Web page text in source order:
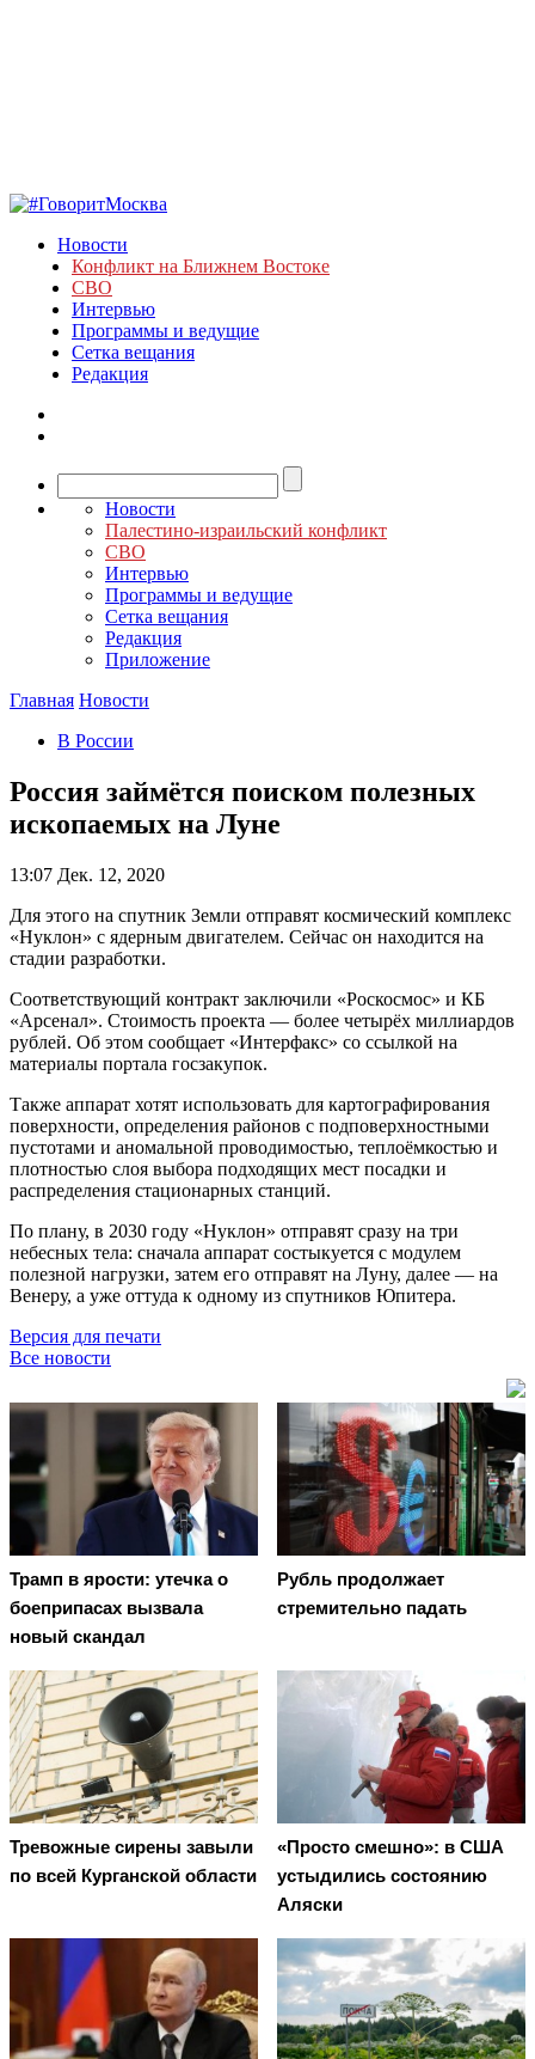
Новости
Конфликт на Ближнем Востоке
СВО
Интервью
Программы и ведущие
Сетка вещания
Редакция
Новости
Палестино-израильский конфликт
СВО
Интервью
Программы и ведущие
Сетка вещания
Редакция
Приложение
Главная Новости
В России
Россия займётся поиском полезных
ископаемых на Луне
13:07 Дек. 12, 2020
Для этого на спутник Земли отправят космический комплекс
«Нуклон» с ядерным двигателем. Сейчас он находится на
стадии разработки.
Соответствующий контракт заключили «Роскосмос» и КБ
«Арсенал». Стоимость проекта — более четырёх миллиардов
рублей. Об этом сообщает «Интерфакс» со ссылкой на
материалы портала госзакупок.
Также аппарат хотят использовать для картографирования
поверхности, определения районов с подповерхностными
пустотами и аномальной проводимостью, теплоёмкостью и
плотностью слоя выбора подходящих мест посадки и
распределения стационарных станций.
По плану, в 2030 году «Нуклон» отправят сразу на три
небесных тела: сначала аппарат состыкуется с модулем
полезной нагрузки, затем его отправят на Луну, далее — на
Венеру, а уже оттуда к одному из спутников Юпитера.
Версия для печати
Все новости
Трамп в ярости: утечка о
боеприпасах вызвала
новый скандал
Рубль продолжает
стремительно падать
Тревожные сирены завыли
по всей Курганской области
«Просто смешно»: в США
устыдились состоянию
Аляски